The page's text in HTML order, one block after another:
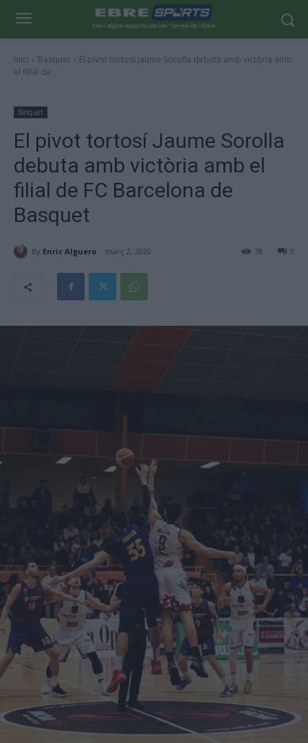
Inici Bàsquet
El pivot tortosí Jaume Sorolla debuta amb victòria amb
el filial de...
Bàsquet
El pivot tortosí Jaume Sorolla
debuta amb victòria amb el
filial de FC Barcelona de
Basquet
By Enric Alguero març 2, 2020 0
78